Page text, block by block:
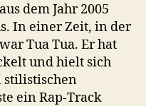
dem Jahr 2005
In einer Zeit, in der
Tua Tua. Er hat
und hielt sich
stilistischen
ein Rap-Track